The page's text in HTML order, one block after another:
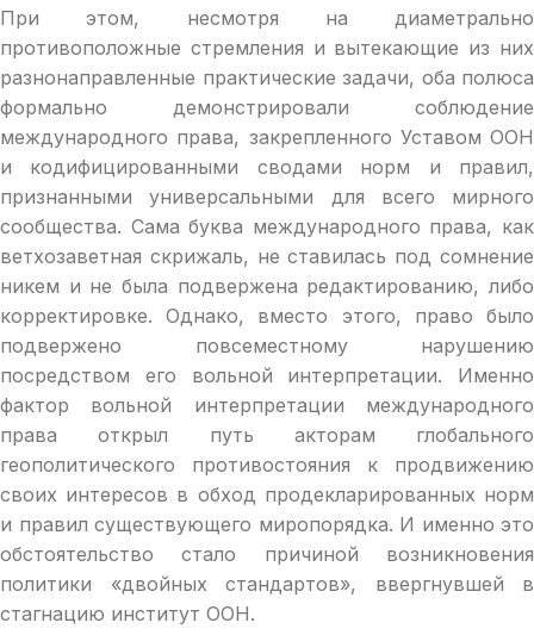
При этом, несмотря на диаметрально
противоположные стремления и вытекающие из них
разнонаправленные практические задачи, оба полюса
формально демонстрировали соблюдение
международного права, закрепленного Уставом ООН
и кодифицированными сводами норм и правил,
признанными универсальными для всего мирного
сообщества. Сама буква международного права, как
ветхозаветная скрижаль, не ставилась под сомнение
никем и не была подвержена редактированию, либо
корректировке. Однако, вместо этого, право было
подвержено повсеместному нарушению
посредством его вольной интерпретации. Именно
фактор вольной интерпретации международного
права открыл путь акторам глобального
геополитического противостояния к продвижению
своих интересов в обход продекларированных норм
и правил существующего миропорядка. И именно это
обстоятельство стало причиной возникновения
политики «двойных стандартов», ввергнувшей в
стагнацию институт ООН.